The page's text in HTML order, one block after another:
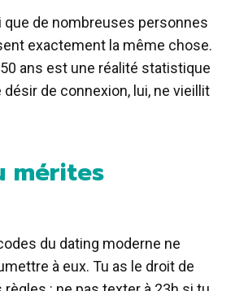
que de nombreuses personnes
exactement la même chose.
ans est une réalité statistique
de connexion, lui, ne vieillit
mérites
du dating moderne ne
à eux. Tu as le droit de